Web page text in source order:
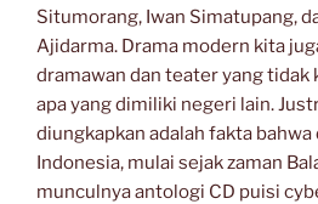
Situmorang, Iwan Simatupang,
Ajidarma. Drama modern kita
dramawan dan teater yang tidak
apa yang dimiliki negeri lain.
diungkapkan adalah fakta bahwa
Indonesia, mulai sejak zaman
munculnya antologi CD puisi